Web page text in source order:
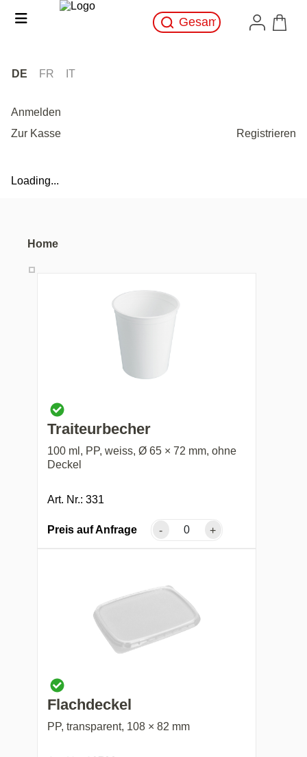
DE FR IT
Anmelden
Zur Kasse
Registrieren
Loading...
Home
Traiteurbecher
100 ml, PP, weiss, Ø 65 × 72 mm, ohne
Deckel
Art. Nr.: 331
Preis auf Anfrage - +
Flachdeckel
PP, transparent, 108 × 82 mm